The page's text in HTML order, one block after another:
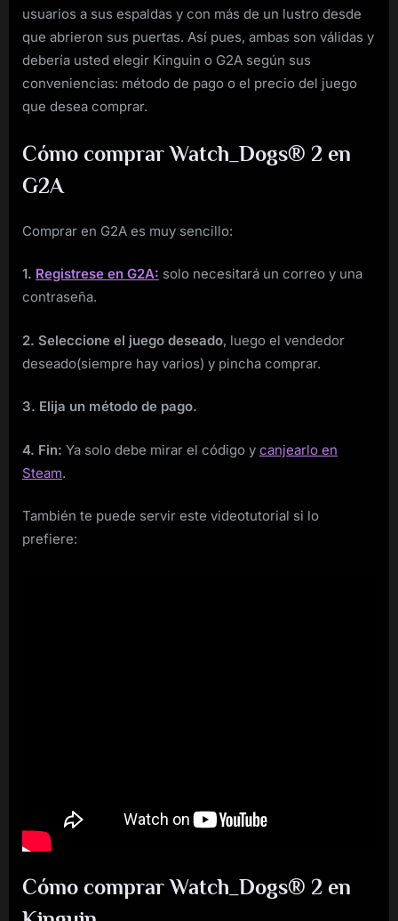
usuarios a sus espaldas y con más de un lustro desde
que abrieron sus puertas. Así pues, ambas son válidas y
debería usted elegir Kinguin o G2A según sus
conveniencias: método de pago o el precio del juego
que desea comprar.
Cómo comprar Watch_Dogs® 2 en
G2A
Comprar en G2A es muy sencillo:
1. Registrese en G2A: solo necesitará un correo y una
contraseña.
2. Seleccione el juego deseado, luego el vendedor
deseado(siempre hay varios) y pincha comprar.
3. Elija un método de pago.
4. Fin: Ya solo debe mirar el código y canjearlo en
Steam.
También te puede servir este videotutorial si lo
prefiere:
Cómo comprar Watch_Dogs® 2 en